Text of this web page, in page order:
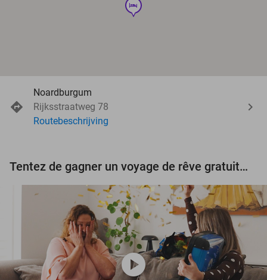
hotel
Noardburgum
Rijksstraatweg 78
Routebeschrijving
Tentez de gagner un voyage de rêve gratuit d'une valeur de 3.000 € !
play_circle